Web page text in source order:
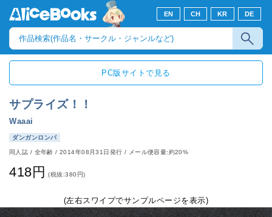
EN CH KR DE
PC版サイトで見る
サプライズ！！
Waaai
ダンガンロンパ
同人誌 / 全年齢/2014年08月31日発行 / メール便容量:約20%
418円 (税抜:380円)
(左右スワイプでサンプルページを表示)